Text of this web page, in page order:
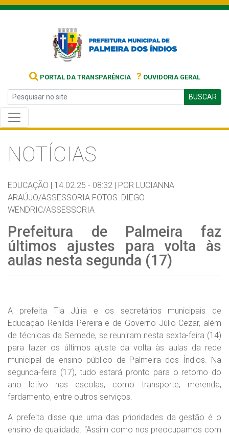
PORTAL DA TRANSPARÊNCIA ? OUVIDORIA GERAL
BUSCAR
NOTÍCIAS
EDUCAÇÃO | 14.02.25 - 08:32 | POR LUCIANNA
ARAÚJO/ASSESSORIA FOTOS: DIEGO
WENDRIC/ASSESSORIA
Prefeitura de Palmeira faz
últimos ajustes para volta às
aulas nesta segunda (17)
A prefeita Tia Júlia e os secretários municipais de
Educação Renilda Pereira e de Governo Júlio Cezar, além
de técnicas da Semede, se reuniram nesta sexta-feira (14)
para fazer os últimos ajuste da volta às aulas da rede
municipal de ensino público de Palmeira dos Índios. Na
segunda-feira (17), tudo estará pronto para o retorno do
ano letivo nas escolas, como transporte, merenda,
fardamento, entre outros serviços.
A prefeita disse que uma das prioridades da gestão é o
ensino de qualidade. “Assim como nos preocupamos com